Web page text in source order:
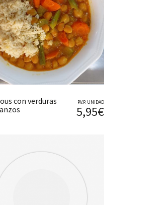
con verduras
P.V.P. UNIDAD
5,95€